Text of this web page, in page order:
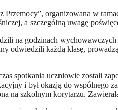
organizowana w
a szczególną uwagę
na godzinach
odwiedzili każdą klasę,
spotkania uczniowie zostali
i był okazją do wspólnego
na szkolnym korytarzu.